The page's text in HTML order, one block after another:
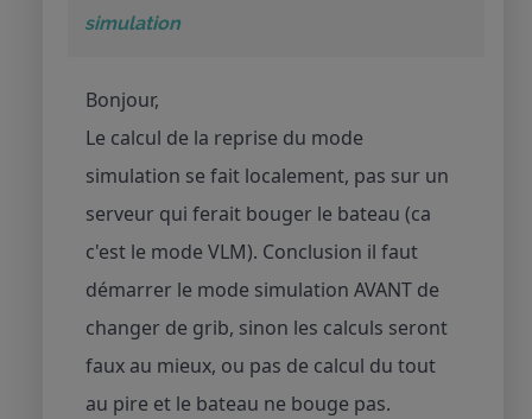
simulation
Bonjour,
Le calcul de la reprise du mode
simulation se fait localement, pas sur un
serveur qui ferait bouger le bateau (ca
c'est le mode VLM). Conclusion il faut
démarrer le mode simulation AVANT de
changer de grib, sinon les calculs seront
faux au mieux, ou pas de calcul du tout
au pire et le bateau ne bouge pas.